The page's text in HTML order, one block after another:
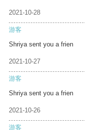
2021-10-28
游客
Shriya sent you a frien
2021-10-27
游客
Shriya sent you a frien
2021-10-26
游客